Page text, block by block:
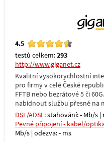
4.5
testů celkem:293
http://www.giganet.cz
Kvalitní vysokorychlostní
pro firmy v celé České
FFTB nebo bezrátové 5 či
nabídnout službu přesně na
DSL/ADSL: stahování: - Mb/s |
Pevné připojení - kabel/
Mb/s | odezva: - ms